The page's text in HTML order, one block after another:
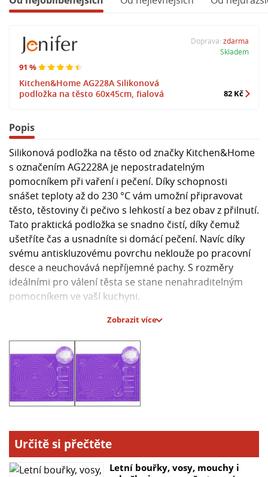
91 %
Kitchen&Home AG228A Silikonová
podložka na těsto 60x45cm, fialová
Doprava: zdarma
Skladem
82 Kč
Popis
Silikonová podložka na těsto od značky Kitchen&Home
s označením AG2228A je nepostradatelným
pomocníkem při vaření i pečení. Díky schopnosti
snášet teploty až do 230 °C vám umožní připravovat
těsto, těstoviny či pečivo s lehkostí a bez obav z přilnutí.
Tato praktická podložka se snadno čistí, díky čemuž
ušetříte čas a usnadníte si domácí pečení. Navíc díky
svému antiskluzovému povrchu neklouže po pracovní
desce a neuchovává nepříjemné pachy. S rozměry
ideálními pro válení těsta se stane nenahraditelným
pomocníkem ve vaší kuchyni.
- Materiál: Silikon
- Odolnost vůči teplotě: Do 230 °C
- Rozměry: Ideální pro válení těsta
- Snadná údržba: Lehce se čistí
- Antiskluzový povrch: Neklouže po pracovní desce
Zobrazit více
Určitě si přečtěte
Letní bouřky, vosy, mouchy i